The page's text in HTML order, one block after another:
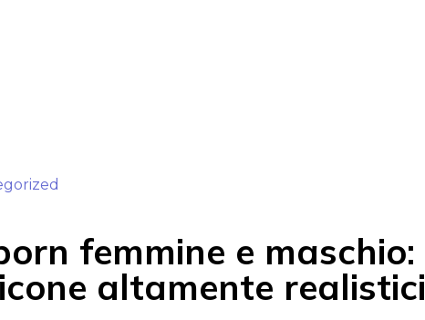
femmine e maschio:
altamente realistici